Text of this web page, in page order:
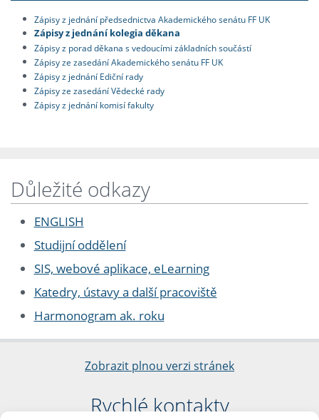
Zápisy z jednání předsednictva Akademického senátu FF UK
Zápisy z jednání kolegia děkana
Zápisy z porad děkana s vedoucími základních součástí
Zápisy ze zasedání Akademického senátu FF UK
Zápisy z jednání Ediční rady
Zápisy ze zasedání Vědecké rady
Zápisy z jednání komisí fakulty
Důležité odkazy
ENGLISH
Studijní oddělení
SIS, webové aplikace, eLearning
Katedry, ústavy a další pracoviště
Harmonogram ak. roku
Zobrazit plnou verzi stránek
Rychlé kontakty